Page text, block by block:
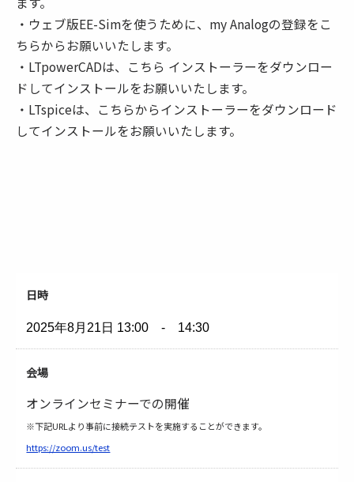
・ウェブ版EE-Simを使うために、my Analogの登録をこ
ちらからお願いいたします。
・LTpowerCADは、こちら インストーラーをダウンロー
ドしてインストールをお願いいたします。
・LTspiceは、こちらからインストーラーをダウンロード
してインストールをお願いいたします。
日時
2025年8月21日 13:00 - 14:30
会場
オンラインセミナーでの開催
※下記URLより事前に接続テストを実施することができます。
https://zoom.us/test